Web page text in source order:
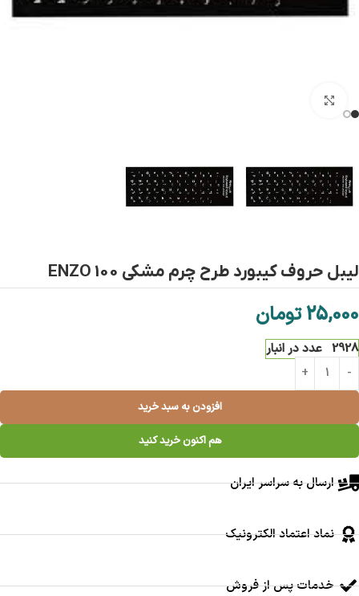
لیبل حروف کیبورد طرح چرم مشکی ENZO 100
25,000تومان
2928 عدد در انبار
افزودن به سبد خرید
هم اکنون خرید کنید
ارسال به سراسر ایران
نماد اعتماد الکترونیک
خدمات پس از فروش